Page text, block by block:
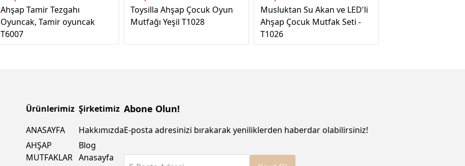
Ahşap Tamir Tezgahı
Oyuncak, Tamir oyuncak
T6007
Toysilla Ahşap Çocuk Oyun
Mutfağı Yeşil T1028
Musluktan Su Akan ve LED'li
Ahşap Çocuk Mutfak Seti -
T1026
Ürünlerimiz
ANASAYFA
AHŞAP
MUTFAKLAR
Şirketimiz
Hakkımızda
Blog
Anasayfa
Abone Olun!
E-posta adresinizi bırakarak yeniliklerden haberdar olabilirsiniz!